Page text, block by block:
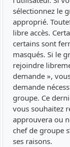
sélectionnez le
approprié.
libre accès.
certains sont
masqués. Si le
rejoindre
demande »,
demande
groupe. Ce
vous souhaitez
approuvera ou
chef de groupe
ses raisons.